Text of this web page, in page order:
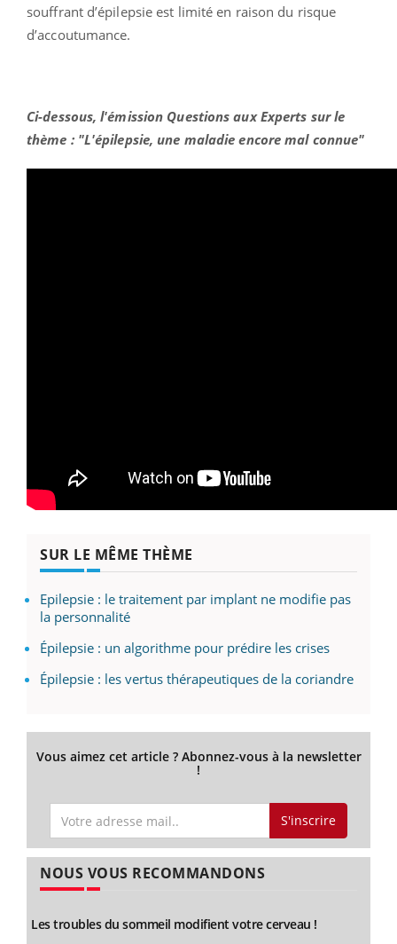
souffrant d’épilepsie est limité en raison du risque
d’accoutumance.
Ci-dessous, l'émission Questions aux Experts sur le
thème : "L'épilepsie, une maladie encore mal connue"
SUR LE MÊME THÈME
Epilepsie : le traitement par implant ne modifie pas
la personnalité
Épilepsie : un algorithme pour prédire les crises
Épilepsie : les vertus thérapeutiques de la coriandre
Vous aimez cet article ? Abonnez-vous à la newsletter
!
S'inscrire
NOUS VOUS RECOMMANDONS
Les troubles du sommeil modifient votre cerveau !